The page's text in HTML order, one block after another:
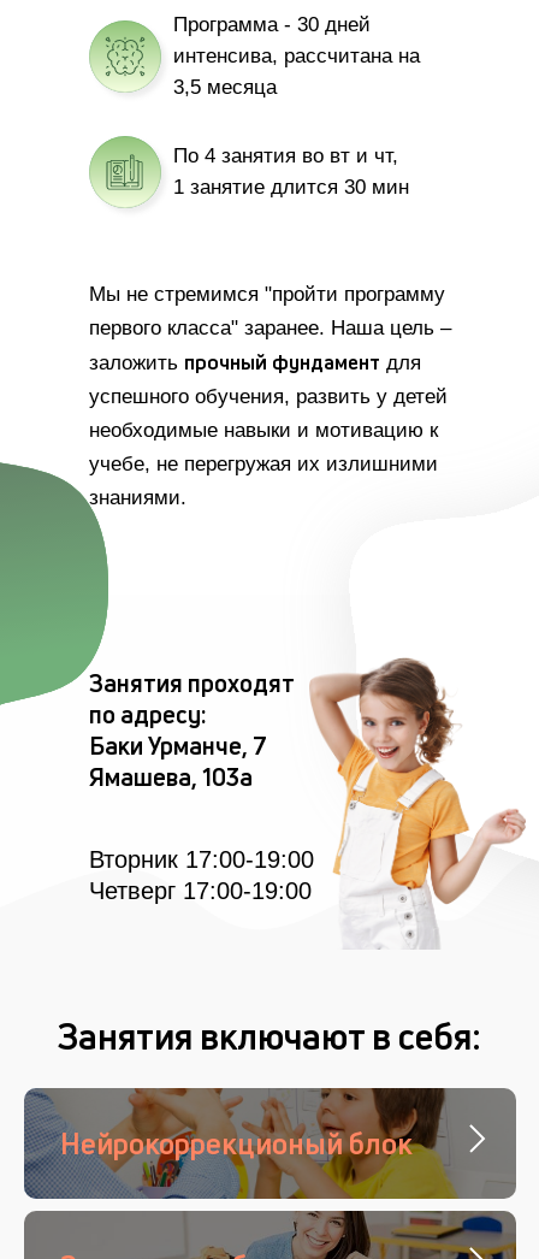
Программа - 30 дней
интенсива, рассчитана на
3,5 месяца
По 4 занятия во вт и чт,
1 занятие длится 30 мин
Мы не стремимся "пройти программу
первого класса" заранее. Наша цель –
заложить прочный фундамент для
успешного обучения, развить у детей
необходимые навыки и мотивацию к
учебе, не перегружая их излишними
знаниями.
Занятия проходят
по адресу:
Баки Урманче, 7
Ямашева, 103а
Вторник 17:00-19:00
Четверг 17:00-19:00
Занятия включают в себя:
Нейрокоррекционый блок